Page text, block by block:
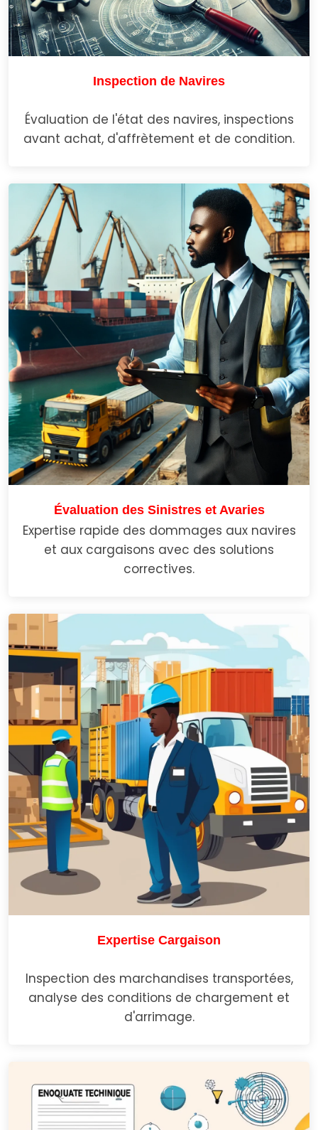
Inspection de Navires
Évaluation de l'état des navires, inspections
avant achat, d'affrètement et de condition.
Évaluation des Sinistres et Avaries
Expertise rapide des dommages aux navires
et aux cargaisons avec des solutions
correctives.
Expertise Cargaison
Inspection des marchandises transportées,
analyse des conditions de chargement et
d'arrimage.